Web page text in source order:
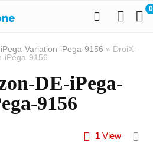
0
Variation-iPega-9156 » DroiX-
iPega-9156
DE-iPega-
9156
1 View